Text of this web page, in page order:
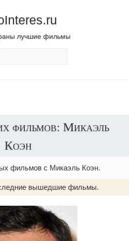
лучшие фильмы
фильмов: Микаэль
Коэн
фильмов с Микаэль Коэн.
вышедшие фильмы.